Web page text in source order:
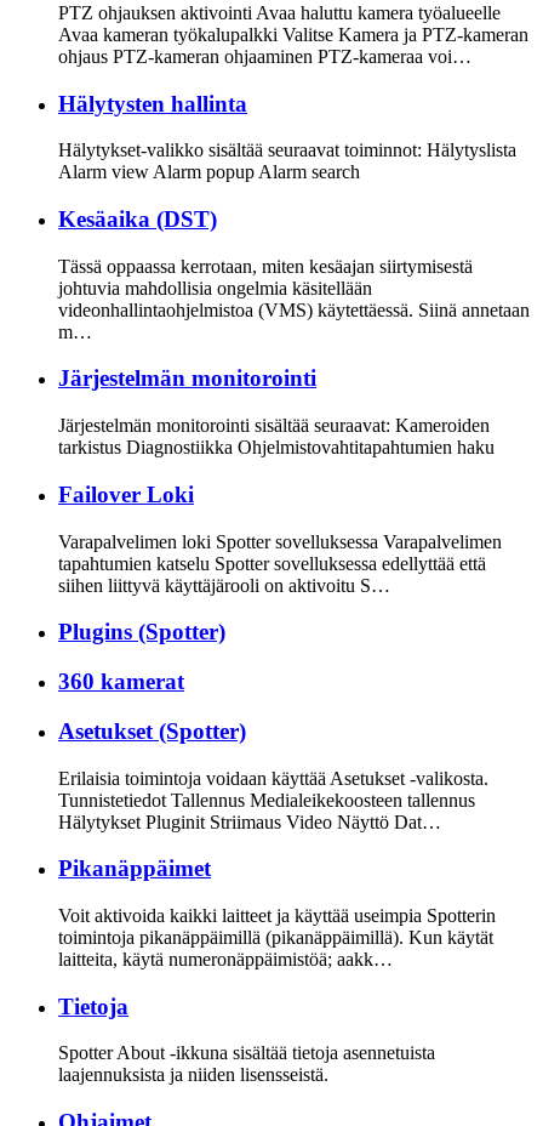
PTZ ohjauksen aktivointi Avaa haluttu kamera työalueelle
Avaa kameran työkalupalkki Valitse Kamera ja PTZ-kameran
ohjaus PTZ-kameran ohjaaminen PTZ-kameraa voi…
Hälytysten hallinta
Hälytykset-valikko sisältää seuraavat toiminnot: Hälytyslista
Alarm view Alarm popup Alarm search
Kesäaika (DST)
Tässä oppaassa kerrotaan, miten kesäajan siirtymisestä
johtuvia mahdollisia ongelmia käsitellään
videonhallintaohjelmistoa (VMS) käytettäessä. Siinä annetaan
m…
Järjestelmän monitorointi
Järjestelmän monitorointi sisältää seuraavat: Kameroiden
tarkistus Diagnostiikka Ohjelmistovahtitapahtumien haku
Failover Loki
Varapalvelimen loki Spotter sovelluksessa Varapalvelimen
tapahtumien katselu Spotter sovelluksessa edellyttää että
siihen liittyvä käyttäjärooli on aktivoitu S…
Plugins (Spotter)
360 kamerat
Asetukset (Spotter)
Erilaisia toimintoja voidaan käyttää Asetukset -valikosta.
Tunnistetiedot Tallennus Medialeikekoosteen tallennus
Hälytykset Pluginit Striimaus Video Näyttö Dat…
Pikanäppäimet
Voit aktivoida kaikki laitteet ja käyttää useimpia Spotterin
toimintoja pikanäppäimillä (pikanäppäimillä). Kun käytät
laitteita, käytä numeronäppäimistöä; aakk…
Tietoja
Spotter About -ikkuna sisältää tietoja asennetuista
laajennuksista ja niiden lisensseistä.